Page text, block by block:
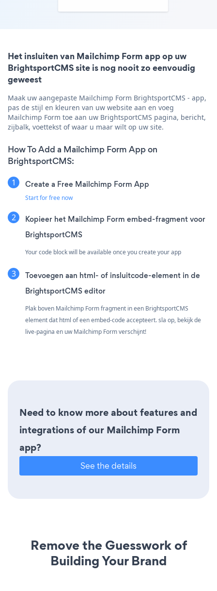
Het insluiten van Mailchimp Form app op uw
BrightsportCMS site is nog nooit zo eenvoudig
geweest
Maak uw aangepaste Mailchimp Form BrightsportCMS - app,
pas de stijl en kleuren van uw website aan en voeg
Mailchimp Form toe aan uw BrightsportCMS pagina, bericht,
zijbalk, voettekst of waar u maar wilt op uw site.
How To Add a Mailchimp Form App on
BrightsportCMS:
Create a Free Mailchimp Form App
Start for free now
Kopieer het Mailchimp Form embed-fragment voor
BrightsportCMS
Your code block will be available once you create your app
Toevoegen aan html- of insluitcode-element in de
BrightsportCMS editor
Plak boven Mailchimp Form fragment in een BrightsportCMS
element dat html of een embed-code accepteert. sla op, bekijk de
live-pagina en uw Mailchimp Form verschijnt!
Need to know more about features and
integrations of our Mailchimp Form
app?
See the details
Remove the Guesswork of
Building Your Brand